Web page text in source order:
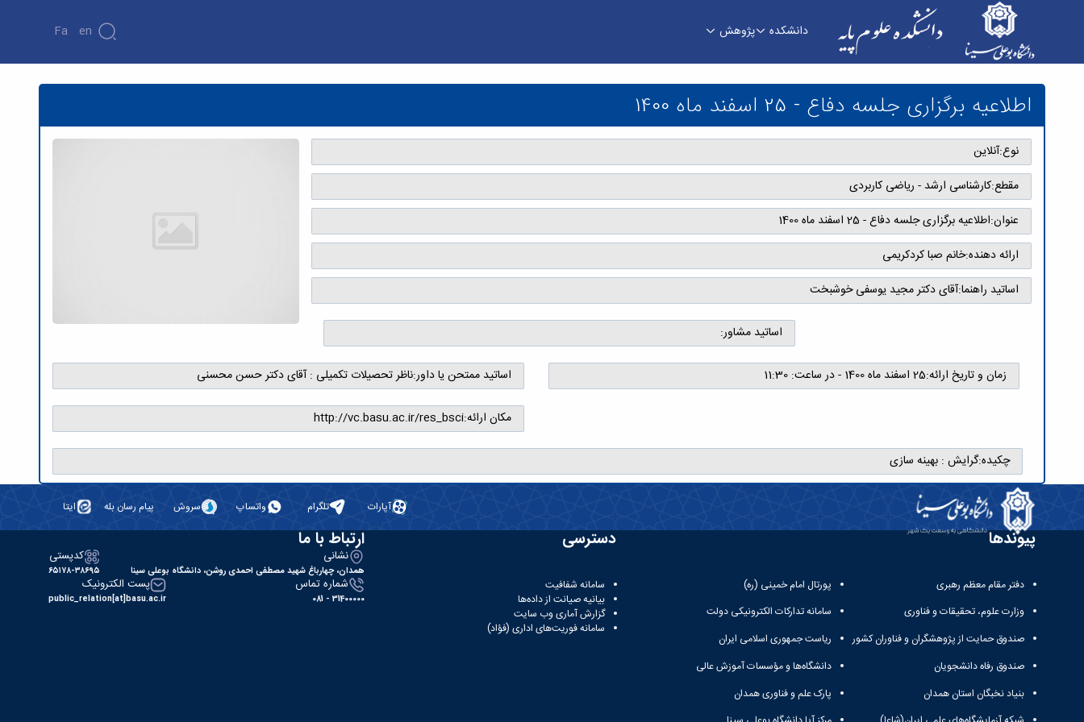
دانشکده پژوهش Fa En
اطلاعیه برگزاری جلسه دفاع - 25 اسفند ماه 1400
نوع:آنلاین
مقطع:کارشناسی ارشد - ریاضی کاربردی
عنوان:اطلاعیه برگزاری جلسه دفاع - 25 اسفند ماه 1400
ارائه دهنده:خانم صبا کردکریمی
اساتید راهنما:آقای دکتر مجید یوسفی خوشبخت
اساتید مشاور:
اساتید ممتحن یا داور:ناظر تحصیلات تکمیلی : آقای دکتر حسن محسنی زمان و تاریخ ارائه:25 اسفند ماه 1400 - در ساعت: 11:30
مکان ارائه:http://vc.basu.ac.ir/res_bsci
چکیده:گرایش : بهینه سازی
آپارات تلگرام واتساپ سروش پیام رسان بله ایتا
پیوندها
دفتر مقام معظم رهبری
وزارت علوم، تحقیقات و فناوری
صندوق حمایت از پژوهشگران و فناوران کشور
صندوق رفاه دانشجویان
بنیاد نخبگان استان همدان
پورتال امام خمینی (ره)
سامانه تدارکات الکترونیکی دولت
ریاست جمهوری اسلامی ایران
دانشگاه‌ها و مؤسسات آموزش عالی
پارک علم و فناوری همدان
دسترسی
سامانه شفافیت
بیانیه صیانت از داده‌ها
گزارش آماری وب‌ سایت
سامانه فوریت‌های اداری (فؤاد)
ارتباط با ما
نشانی
همدان، چهارباغ شهید مصطفی احمدی روشن، دانشگاه بوعلی سینا
کدپستی
۶۵۱۷۸-۳۸۶۹۵
شماره تماس
31400000 - 081
پست الکترونیک
public_relation[at]basu.ac.ir